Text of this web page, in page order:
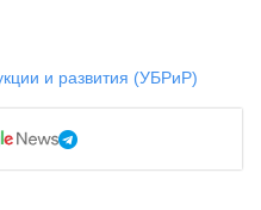
и развития (УБРиР)